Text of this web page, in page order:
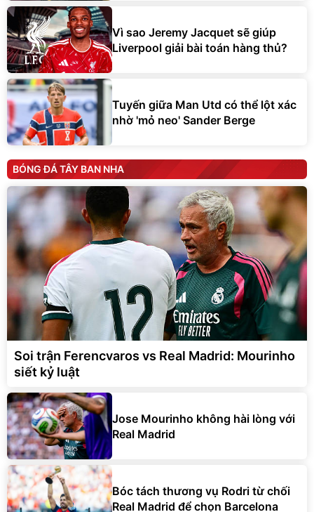
Vì sao Jeremy Jacquet sẽ giúp
Liverpool giải bài toán hàng thủ?
Tuyến giữa Man Utd có thể lột xác
nhờ 'mỏ neo' Sander Berge
BÓNG ĐÁ TÂY BAN NHA
Soi trận Ferencvaros vs Real Madrid: Mourinho
siết kỷ luật
Jose Mourinho không hài lòng với
Real Madrid
Bóc tách thương vụ Rodri từ chối
Real Madrid để chọn Barcelona